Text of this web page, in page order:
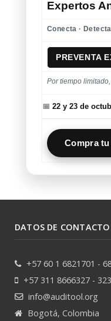
Expertos
Conecta ·
PREVENTA
Por tiempo
📅 22 y 23 de
Compra
DATOS DE CONTACTO
+57 60 1 6821701 -
+57 311 8666327 -
info@auditool.org
Bogotá, Colombia